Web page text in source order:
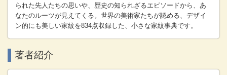
られた先人たちの思いや、歴史の知られざるエピソードから、あ
なたのルーツが見えてくる。世界の美術家たちが認める、デザイ
ン的にも美しい家紋を834点収録した、小さな家紋事典です。
著者紹介